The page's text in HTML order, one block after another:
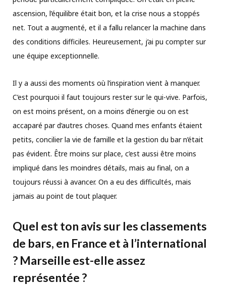
ascension, l’équilibre était bon, et la crise nous a stoppés
net. Tout a augmenté, et il a fallu relancer la machine dans
des conditions difficiles. Heureusement, j’ai pu compter sur
une équipe exceptionnelle.
Il y a aussi des moments où l’inspiration vient à manquer.
C’est pourquoi il faut toujours rester sur le qui-vive. Parfois,
on est moins présent, on a moins d’énergie ou on est
accaparé par d’autres choses. Quand mes enfants étaient
petits, concilier la vie de famille et la gestion du bar n’était
pas évident. Être moins sur place, c’est aussi être moins
impliqué dans les moindres détails, mais au final, on a
toujours réussi à avancer. On a eu des difficultés, mais
jamais au point de tout plaquer.
Quel est ton avis sur les classements
de bars, en France et à l’international
? Marseille est-elle assez
représentée ?